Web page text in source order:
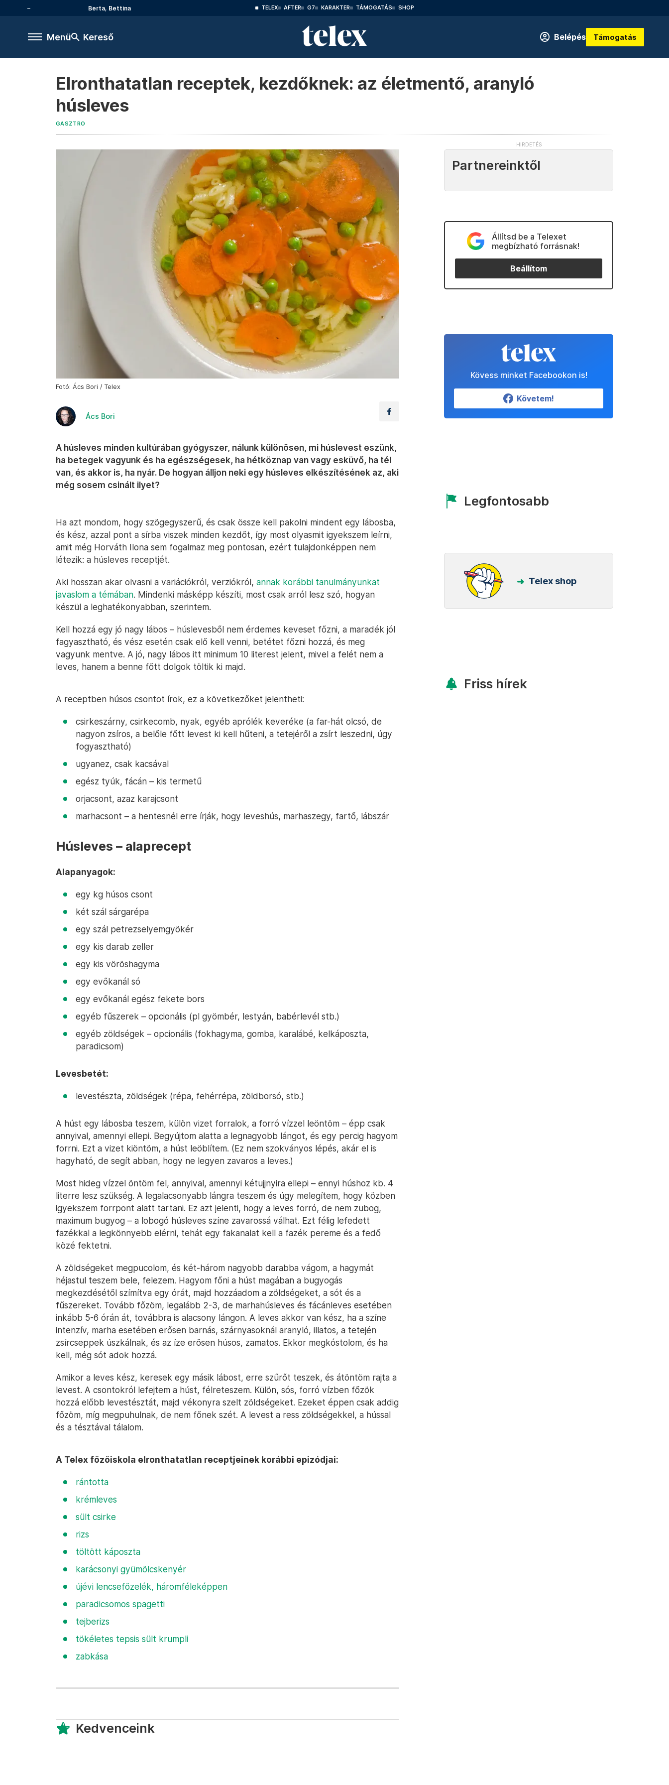
Berta, Bettina TELEX AFTER G7 KARAKTER TÁMOGATÁS SHOP
Menü Kereső Belépés Támogatás
Elronthatatlan receptek, kezdőknek: az életmentő, aranyló
húsleves
GASZTRO
Fotó: Ács Bori / Telex
Ács Bori
A húsleves minden kultúrában gyógyszer, nálunk különösen, mi húslevest eszünk,
ha betegek vagyunk és ha egészségesek, ha hétköznap van vagy esküvő, ha tél
van, és akkor is, ha nyár. De hogyan álljon neki egy húsleves elkészítésének az, aki
még sosem csinált ilyet?
Ha azt mondom, hogy szögegyszerű, és csak össze kell pakolni mindent egy lábosba,
és kész, azzal pont a sírba viszek minden kezdőt, így most olyasmit igyekszem leírni,
amit még Horváth Ilona sem fogalmaz meg pontosan, ezért tulajdonképpen nem
létezik: a húsleves receptjét.
Aki hosszan akar olvasni a variációkról, verziókról, annak korábbi tanulmányunkat
javaslom a témában. Mindenki másképp készíti, most csak arról lesz szó, hogyan
készül a leghatékonyabban, szerintem.
Kell hozzá egy jó nagy lábos – húslevesből nem érdemes keveset főzni, a maradék jól
fagyasztható, és vész esetén csak elő kell venni, betétet főzni hozzá, és meg
vagyunk mentve. A jó, nagy lábos itt minimum 10 literest jelent, mivel a felét nem a
leves, hanem a benne főtt dolgok töltik ki majd.
A receptben húsos csontot írok, ez a következőket jelentheti:
csirkeszárny, csirkecomb, nyak, egyéb aprólék keveréke (a far-hát olcsó, de
nagyon zsíros, a belőle főtt levest ki kell hűteni, a tetejéről a zsírt leszedni, úgy
fogyasztható)
ugyanez, csak kacsával
egész tyúk, fácán – kis termetű
orjacsont, azaz karajcsont
marhacsont – a hentesnél erre írják, hogy leveshús, marhaszegy, fartő, lábszár
Húsleves – alaprecept
Alapanyagok:
egy kg húsos csont
két szál sárgarépa
egy szál petrezselyemgyökér
egy kis darab zeller
egy kis vöröshagyma
egy evőkanál só
egy evőkanál egész fekete bors
egyéb fűszerek – opcionális (pl gyömbér, lestyán, babérlevél stb.)
egyéb zöldségek – opcionális (fokhagyma, gomba, karalábé, kelkáposzta,
paradicsom)
Levesbetét:
levestészta, zöldségek (répa, fehérrépa, zöldborsó, stb.)
A húst egy lábosba teszem, külön vizet forralok, a forró vízzel leöntöm – épp csak
annyival, amennyi ellepi. Begyújtom alatta a legnagyobb lángot, és egy percig hagyom
forrni. Ezt a vizet kiöntöm, a húst leöblítem. (Ez nem szokványos lépés, akár el is
hagyható, de segít abban, hogy ne legyen zavaros a leves.)
Most hideg vízzel öntöm fel, annyival, amennyi kétujjnyira ellepi – ennyi húshoz kb. 4
literre lesz szükség. A legalacsonyabb lángra teszem és úgy melegítem, hogy közben
igyekszem forrpont alatt tartani. Ez azt jelenti, hogy a leves forró, de nem zubog,
maximum bugyog – a lobogó húsleves színe zavarossá válhat. Ezt félig lefedett
fazékkal a legkönnyebb elérni, tehát egy fakanalat kell a fazék pereme és a fedő
közé fektetni.
A zöldségeket megpucolom, és két-három nagyobb darabba vágom, a hagymát
héjastul teszem bele, felezem. Hagyom főni a húst magában a bugyogás
megkezdésétől szímítva egy órát, majd hozzáadom a zöldségeket, a sót és a
fűszereket. Tovább főzöm, legalább 2-3, de marhahúsleves és fácánleves esetében
inkább 5-6 órán át, továbbra is alacsony lángon. A leves akkor van kész, ha a színe
intenzív, marha esetében erősen barnás, szárnyasoknál aranyló, illatos, a tetején
zsírcseppek úszkálnak, és az íze erősen húsos, zamatos. Ekkor megkóstolom, és ha
kell, még sót adok hozzá.
Amikor a leves kész, keresek egy másik lábost, erre szűrőt teszek, és átöntöm rajta a
levest. A csontokról lefejtem a húst, félreteszem. Külön, sós, forró vízben főzök
hozzá előbb levestésztát, majd vékonyra szelt zöldségeket. Ezeket éppen csak addig
főzöm, míg megpuhulnak, de nem főnek szét. A levest a ress zöldségekkel, a hússal
és a tésztával tálalom.
A Telex főzőiskola elronthatatlan receptjeinek korábbi epizódjai:
rántotta
krémleves
sült csirke
rizs
töltött káposzta
karácsonyi gyümölcskenyér
újévi lencsefőzelék, háromféleképpen
paradicsomos spagetti
tejberizs
tökéletes tepsis sült krumpli
zabkása
Kedvenceink
Partnereinktől
Állítsd be a Telexet
megbízható forrásnak!
Beállítom
Kövess minket Facebookon is!
Követem!
Legfontosabb
Telex shop
Friss hírek